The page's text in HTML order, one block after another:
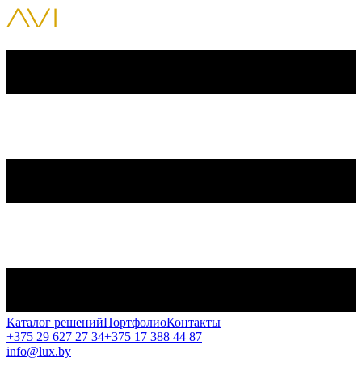
Каталог решенийПортфолиоКонтакты
+375 29 627 27 34+375 17 388 44 87
info@lux.by